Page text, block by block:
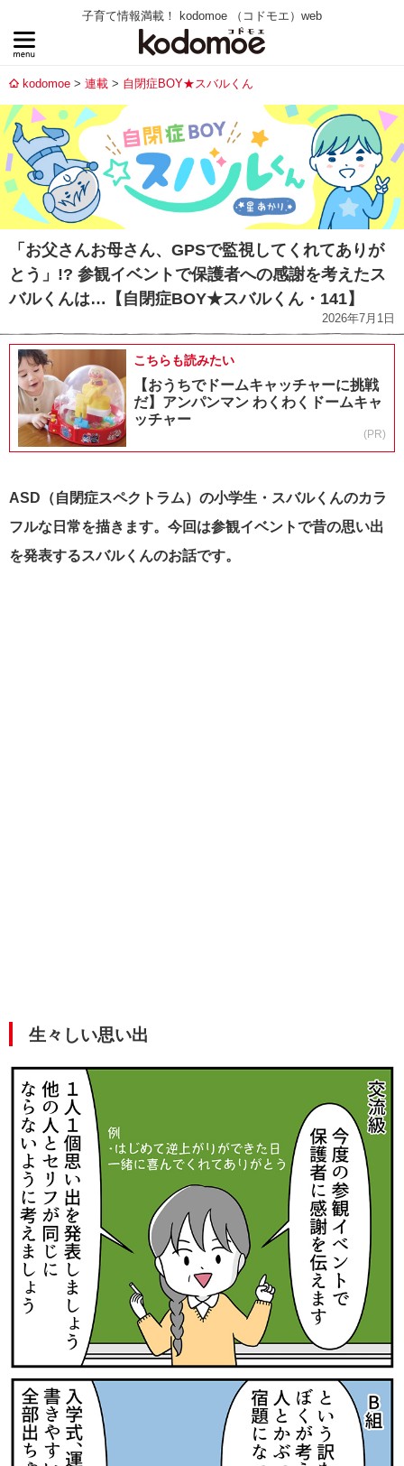
子育て情報満載！ kodomoe （コドモエ）web
kodomoe 連載 自閉症BOY★スバルくん
「お父さんお母さん、GPSで監視してくれてありが
とう」!? 参観イベントで保護者への感謝を考えたス
バルくんは…【自閉症BOY★スバルくん・141】
2026年7月1日
こちらも読みたい
【おうちでドームキャッチャーに挑戦
だ】アンパンマン わくわくドームキャ
ッチャー
(PR)
ASD（自閉症スペクトラム）の小学生・スバルくんのカラ
フルな日常を描きます。今回は参観イベントで昔の思い出
を発表するスバルくんのお話です。
生々しい思い出